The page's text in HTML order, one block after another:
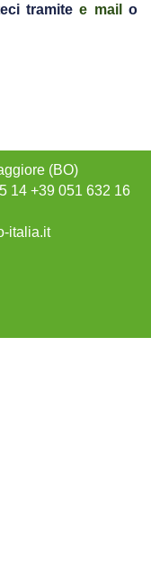
tramitee mailo
(BO)
14 +39 051 632 16
italia.it